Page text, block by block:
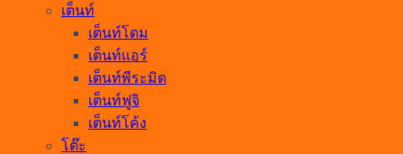
เต็นท์
เต็นท์โดม
เต็นท์แอร์
เต็นท์พีระมิด
เต็นท์ฟูจิ
เต็นท์โค้ง
โต๊ะ